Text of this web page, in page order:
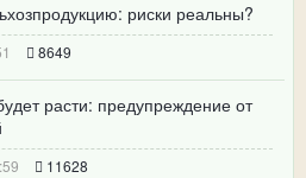
риски реальны?
8649
расти: предупреждение от
11628